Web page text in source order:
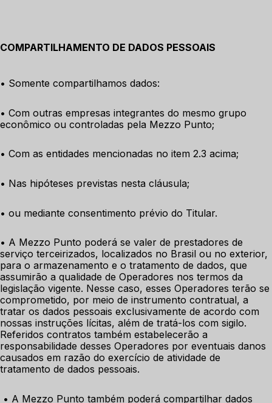
COMPARTILHAMENTO DE DADOS PESSOAIS
• Somente compartilhamos dados:
• Com outras empresas integrantes do mesmo grupo
econômico ou controladas pela Mezzo Punto;
• Com as entidades mencionadas no item 2.3 acima;
• Nas hipóteses previstas nesta cláusula;
• ou mediante consentimento prévio do Titular.
• A Mezzo Punto poderá se valer de prestadores de
serviço terceirizados, localizados no Brasil ou no exterior,
para o armazenamento e o tratamento de dados, que
assumirão a qualidade de Operadores nos termos da
legislação vigente. Nesse caso, esses Operadores terão se
comprometido, por meio de instrumento contratual, a
tratar os dados pessoais exclusivamente de acordo com
nossas instruções lícitas, além de tratá-los com sigilo.
Referidos contratos também estabelecerão a
responsabilidade desses Operadores por eventuais danos
causados em razão do exercício de atividade de
tratamento de dados pessoais.
• A Mezzo Punto também poderá compartilhar dados